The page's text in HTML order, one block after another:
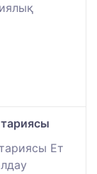
Ет